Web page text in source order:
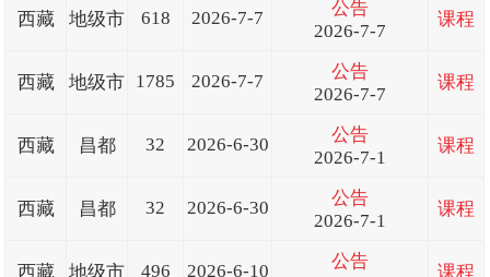
西藏 地级市 618 2026-7-7
公告
2026-7-7
课程
西藏 地级市 1785 2026-7-7
公告
2026-7-7
课程
西藏 昌都 32 2026-6-30
公告
2026-7-1
课程
西藏 昌都 32 2026-6-30
公告
2026-7-1
课程
西藏 地级市 496 2026-6-10
公告
课程